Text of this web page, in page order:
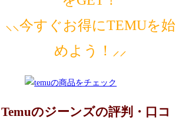
⸜⸜今すぐお得にTEMUを始
めよう！⸝⸝
Temuのジーンズの評判・口コ